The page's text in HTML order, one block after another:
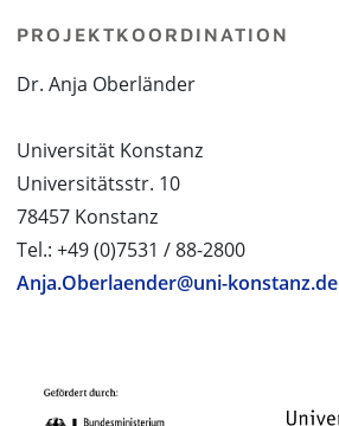
PROJEKTKOORDINATION
Dr. Anja Oberländer
Universität Konstanz
Universitätsstr. 10
78457 Konstanz
Tel.: +49 (0)7531 / 88-2800
Anja.Oberlaender@uni-konstanz.de